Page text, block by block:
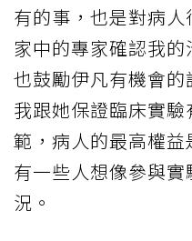
有的事，也是對病
家中的專家確認我
也鼓勵伊凡有機會的
我跟她保證臨床實
範，病人的最高權
有一些人想像參與
況。